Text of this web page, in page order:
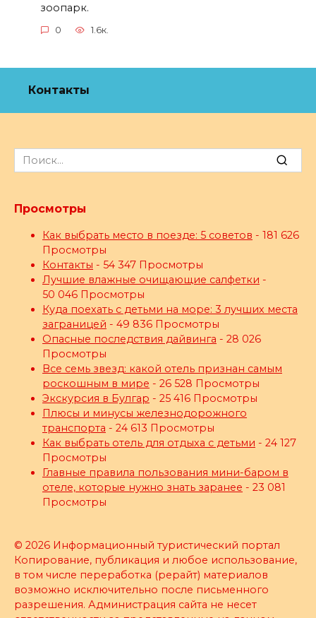
зоопарк.
0 1.6к.
Контакты
Search
for:
Просмотры
Как выбрать место в поезде: 5 советов - 181 626
Просмотры
Контакты - 54 347 Просмотры
Лучшие влажные очищающие салфетки -
50 046 Просмотры
Куда поехать с детьми на море: 3 лучших места
заграницей - 49 836 Просмотры
Опасные последствия дайвинга - 28 026
Просмотры
Все семь звезд: какой отель признан самым
роскошным в мире - 26 528 Просмотры
Экскурсия в Булгар - 25 416 Просмотры
Плюсы и минусы железнодорожного
транспорта - 24 613 Просмотры
Как выбрать отель для отдыха с детьми - 24 127
Просмотры
Главные правила пользования мини-баром в
отеле, которые нужно знать заранее - 23 081
Просмотры
© 2026 Информационный туристический портал
Копирование, публикация и любое использование,
в том числе переработка (рерайт) материалов
возможно исключительно после письменного
разрешения. Администрация сайта не несет